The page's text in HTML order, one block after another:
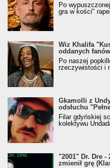
Po
gra w kości"
Wiz Khalifa
oddanych fanów
Po naszej
rzeczywistości i
Gkamolli z
odsłuchu
Filar gdyńskiej
kolektywu
"2001" Dr. Dre
zmienił grę